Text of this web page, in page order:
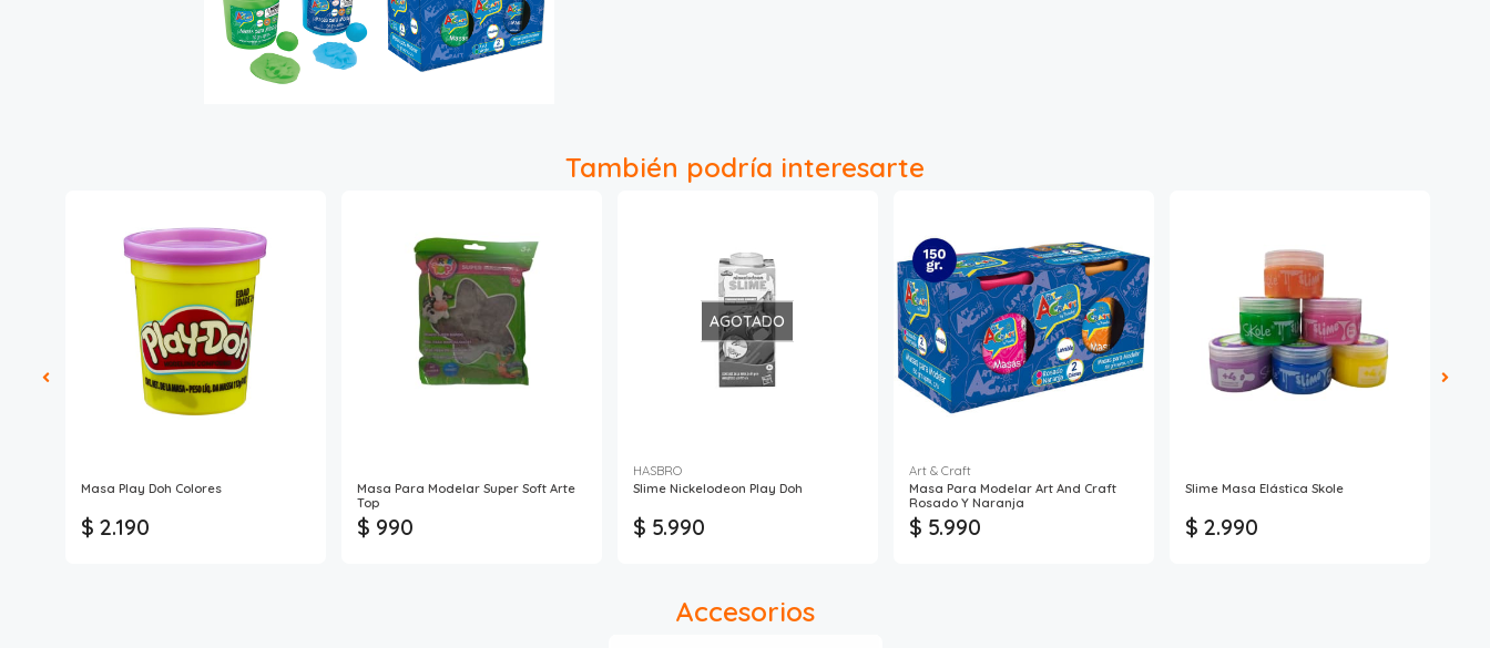
También podría interesarte
Masa Play Doh Colores
$ 2.190
Masa Para Modelar Super Soft Arte
Top
$ 990
AGOTADO
HASBRO
Slime Nickelodeon Play Doh
$ 5.990
Art & Craft
Masa Para Modelar Art And Craft
Rosado Y Naranja
$ 5.990
Slime Masa Elástica Skole
$ 2.990
Accesorios